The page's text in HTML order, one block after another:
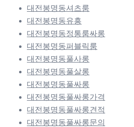
대전봉명동셔츠룸
대전봉명동유흥
대전봉명동정통룸싸롱
대전봉명동퍼블릭룸
대전봉명동풀사롱
대전봉명동풀살롱
대전봉명동풀싸롱
대전봉명동풀싸롱가격
대전봉명동풀싸롱견적
대전봉명동풀싸롱문의